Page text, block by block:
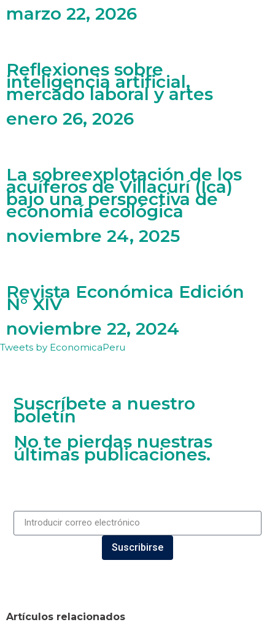
marzo 22, 2026
Reflexiones sobre
inteligencia artificial,
mercado laboral y artes
enero 26, 2026
La sobreexplotación de los
acuíferos de Villacurí (Ica)
bajo una perspectiva de
economía ecológica
noviembre 24, 2025
Revista Económica Edición
N° XIV
noviembre 22, 2024
Tweets by EconomicaPeru
Suscríbete a nuestro
boletín
No te pierdas nuestras
últimas publicaciones.
Suscribirse
Artículos relacionados